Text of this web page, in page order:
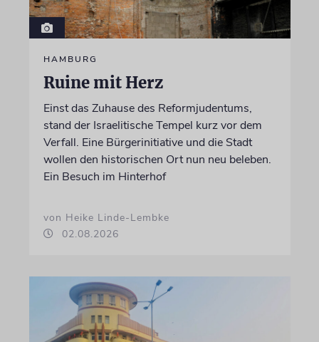
HAMBURG
Ruine mit Herz
Einst das Zuhause des Reformjudentums,
stand der Israelitische Tempel kurz vor dem
Verfall. Eine Bürgerinitiative und die Stadt
wollen den historischen Ort nun neu beleben.
Ein Besuch im Hinterhof
von Heike Linde-Lembke
02.08.2026